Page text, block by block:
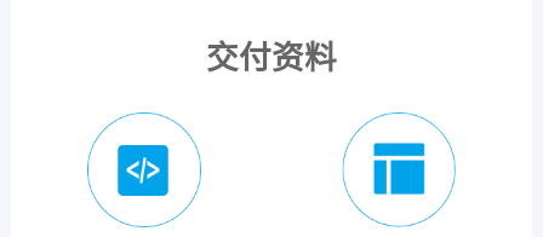
交付资料